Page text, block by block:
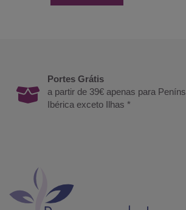
Portes Grátis
a partir de 39€ apenas para
Ibérica exceto Ilhas *